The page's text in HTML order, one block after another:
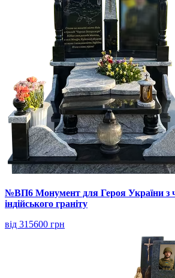
№ВП6 Монумент для Героя України з
індійського граніту
від 315600 грн